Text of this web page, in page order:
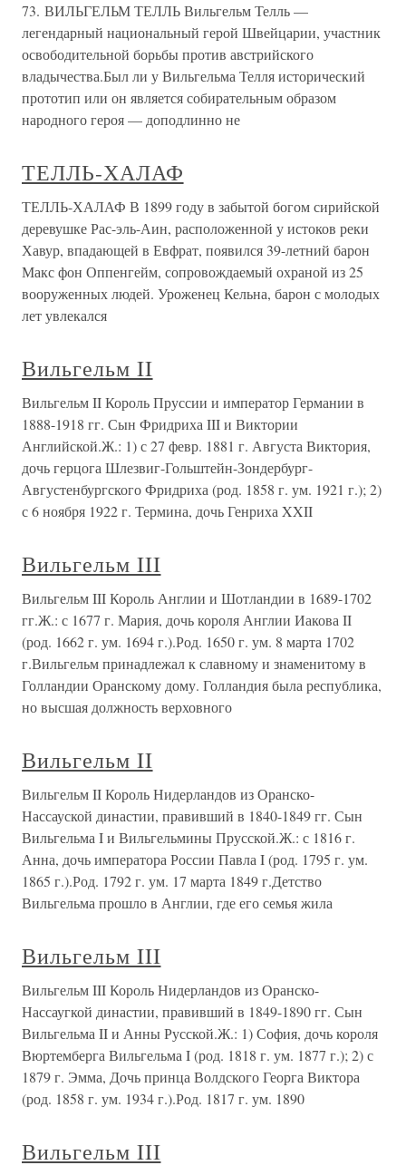
73. ВИЛЬГЕЛЬМ ТЕЛЛЬ Вильгельм Телль —
легендарный национальный герой Швейцарии, участник
освободительной борьбы против австрийского
владычества.Был ли у Вильгельма Телля исторический
прототип или он является собирательным образом
народного героя — доподлинно не
ТЕЛЛЬ-ХАЛАФ
ТЕЛЛЬ-ХАЛАФ В 1899 году в забытой богом сирийской
деревушке Рас-эль-Аин, расположенной у истоков реки
Хавур, впадающей в Евфрат, появился 39-летний барон
Макс фон Оппенгейм, сопровождаемый охраной из 25
вооруженных людей. Уроженец Кельна, барон с молодых
лет увлекался
Вильгельм II
Вильгельм II Король Пруссии и император Германии в
1888-1918 гг. Сын Фридриха III и Виктории
Английской.Ж.: 1) с 27 февр. 1881 г. Августа Виктория,
дочь герцога Шлезвиг-Гольштейн-Зондербург-
Августенбургского Фридриха (род. 1858 г. ум. 1921 г.); 2)
с 6 ноября 1922 г. Термина, дочь Генриха XXII
Вильгельм III
Вильгельм III Король Англии и Шотландии в 1689-1702
гг.Ж.: с 1677 г. Мария, дочь короля Англии Иакова II
(род. 1662 г. ум. 1694 г.).Род. 1650 г. ум. 8 марта 1702
г.Вильгельм принадлежал к славному и знаменитому в
Голландии Оранскому дому. Голландия была республика,
но высшая должность верховного
Вильгельм II
Вильгельм II Король Нидерландов из Оранско-
Нассауской династии, правивший в 1840-1849 гг. Сын
Вильгельма I и Вильгельмины Прусской.Ж.: с 1816 г.
Анна, дочь императора России Павла I (род. 1795 г. ум.
1865 г.).Род. 1792 г. ум. 17 марта 1849 г.Детство
Вильгельма прошло в Англии, где его семья жила
Вильгельм III
Вильгельм III Король Нидерландов из Оранско-
Нассаугкой династии, правивший в 1849-1890 гг. Сын
Вильгельма II и Анны Русской.Ж.: 1) София, дочь короля
Вюртемберга Вильгельма I (род. 1818 г. ум. 1877 г.); 2) с
1879 г. Эмма, Дочь принца Волдского Георга Виктора
(род. 1858 г. ум. 1934 г.).Род. 1817 г. ум. 1890
Вильгельм III